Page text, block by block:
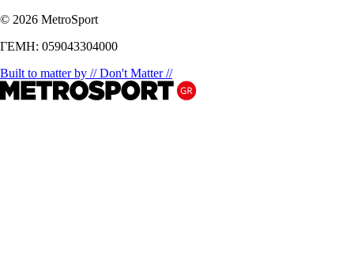
© 2026 MetroSport
ΓΕΜΗ: 059043304000
Built to matter by // Don't Matter //